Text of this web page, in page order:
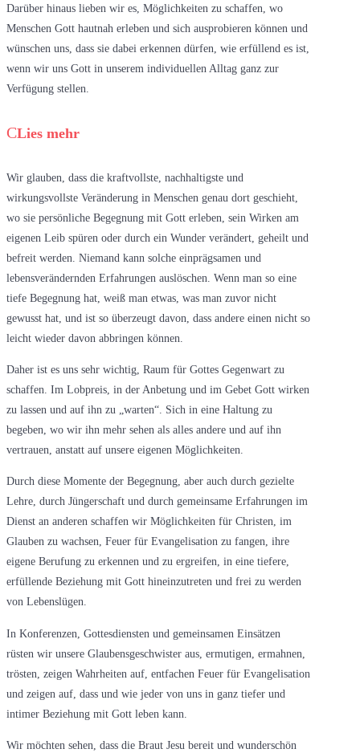
Darüber hinaus lieben wir es, Möglichkeiten zu schaffen, wo
Menschen Gott hautnah erleben und sich ausprobieren können und
wünschen uns, dass sie dabei erkennen dürfen, wie erfüllend es ist,
wenn wir uns Gott in unserem individuellen Alltag ganz zur
Verfügung stellen.
Lies mehr
Wir glauben, dass die kraftvollste, nachhaltigste und
wirkungsvollste Veränderung in Menschen genau dort geschieht,
wo sie persönliche Begegnung mit Gott erleben, sein Wirken am
eigenen Leib spüren oder durch ein Wunder verändert, geheilt und
befreit werden. Niemand kann solche einprägsamen und
lebensverändernden Erfahrungen auslöschen. Wenn man so eine
tiefe Begegnung hat, weiß man etwas, was man zuvor nicht
gewusst hat, und ist so überzeugt davon, dass andere einen nicht so
leicht wieder davon abbringen können.
Daher ist es uns sehr wichtig, Raum für Gottes Gegenwart zu
schaffen. Im Lobpreis, in der Anbetung und im Gebet Gott wirken
zu lassen und auf ihn zu „warten“. Sich in eine Haltung zu
begeben, wo wir ihn mehr sehen als alles andere und auf ihn
vertrauen, anstatt auf unsere eigenen Möglichkeiten.
Durch diese Momente der Begegnung, aber auch durch gezielte
Lehre, durch Jüngerschaft und durch gemeinsame Erfahrungen im
Dienst an anderen schaffen wir Möglichkeiten für Christen, im
Glauben zu wachsen, Feuer für Evangelisation zu fangen, ihre
eigene Berufung zu erkennen und zu ergreifen, in eine tiefere,
erfüllende Beziehung mit Gott hineinzutreten und frei zu werden
von Lebenslügen.
In Konferenzen, Gottesdiensten und gemeinsamen Einsätzen
rüsten wir unsere Glaubensgeschwister aus, ermutigen, ermahnen,
trösten, zeigen Wahrheiten auf, entfachen Feuer für Evangelisation
und zeigen auf, dass und wie jeder von uns in ganz tiefer und
intimer Beziehung mit Gott leben kann.
Wir möchten sehen, dass die Braut Jesu bereit und wunderschön